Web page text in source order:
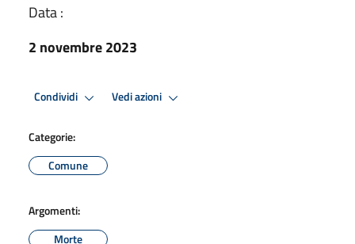
Data :
2 novembre 2023
Condividi Vedi azioni
Categorie:
Comune
Argomenti:
Morte